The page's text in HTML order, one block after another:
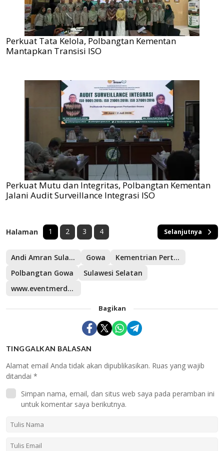
Perkuat Tata Kelola, Polbangtan Kementan
Mantapkan Transisi ISO
Perkuat Mutu dan Integritas, Polbangtan Kementan
Jalani Audit Surveillance Integrasi ISO
Halaman 1 2 3 4 Selanjutnya
Andi Amran Sulaiman Gowa
Kementrian Pertanian
Polbangtan Gowa
Sulawesi Selatan
www.eventmerdeka.com
Bagikan
TINGGALKAN BALASAN
Alamat email Anda tidak akan dipublikasikan. Ruas yang wajib
ditandai *
Simpan nama, email, dan situs web saya pada peramban ini
untuk komentar saya berikutnya.